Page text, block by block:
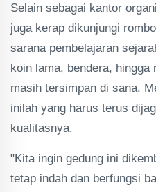
Selain sebagai kantor
juga kerap dikunjungi
sarana pembelajaran
koin lama, bendera,
masih tersimpan di sana.
inilah yang harus terus
kualitasnya.
"Kita ingin gedung ini
tetap indah dan berfungsi